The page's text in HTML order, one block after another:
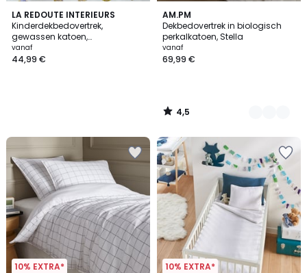
LA REDOUTE INTERIEURS
Kinderdekbedovertrek,
gewassen katoen,
bloemenprint, DIMANI
vanaf
44,99 €
AM.PM
Dekbedovertrek in biologisch
perkalkatoen, Stella
vanaf
69,99 €
4,5
/ 5
2
Kleuren
4,5
/
10% EXTRA* 10% EXTRA*